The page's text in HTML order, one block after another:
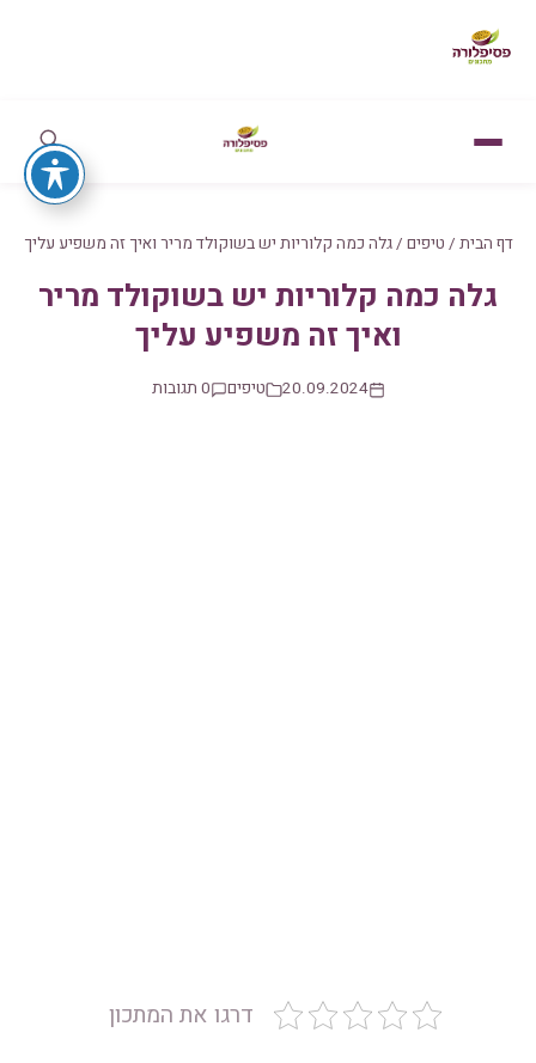
דף הבית / טיפים /גלה כמה קלוריות יש בשוקולד מריר ואיך זה משפיע עליך
גלה כמה קלוריות יש בשוקולד מריר
ואיך זה משפיע עליך
20.09.2024 טיפים 0 תגובות
דרגו את המתכון